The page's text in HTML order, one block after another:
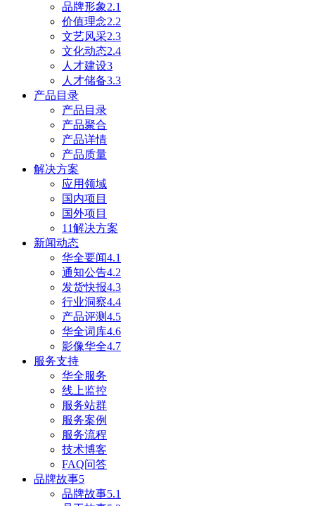
品牌形象2.1
价值理念2.2
文艺风采2.3
文化动态2.4
人才建设3
人才储备3.3
产品目录
产品目录
产品聚合
产品详情
产品质量
解决方案
应用领域
国内项目
国外项目
11解决方案
新闻动态
华全要闻4.1
通知公告4.2
发货快报4.3
行业洞察4.4
产品评测4.5
华全词库4.6
影像华全4.7
服务支持
华全服务
线上监控
服务站群
服务案例
服务流程
技术博客
FAQ问答
品牌故事5
品牌故事5.1